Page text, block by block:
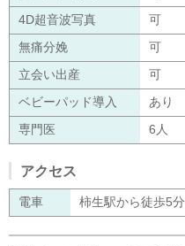
4D超音波写真 可
無痛分娩 可
立会い出産 可
ベビーパッド導入 あり
専門医 6人
アクセス
電車 柿生駅から徒歩5分